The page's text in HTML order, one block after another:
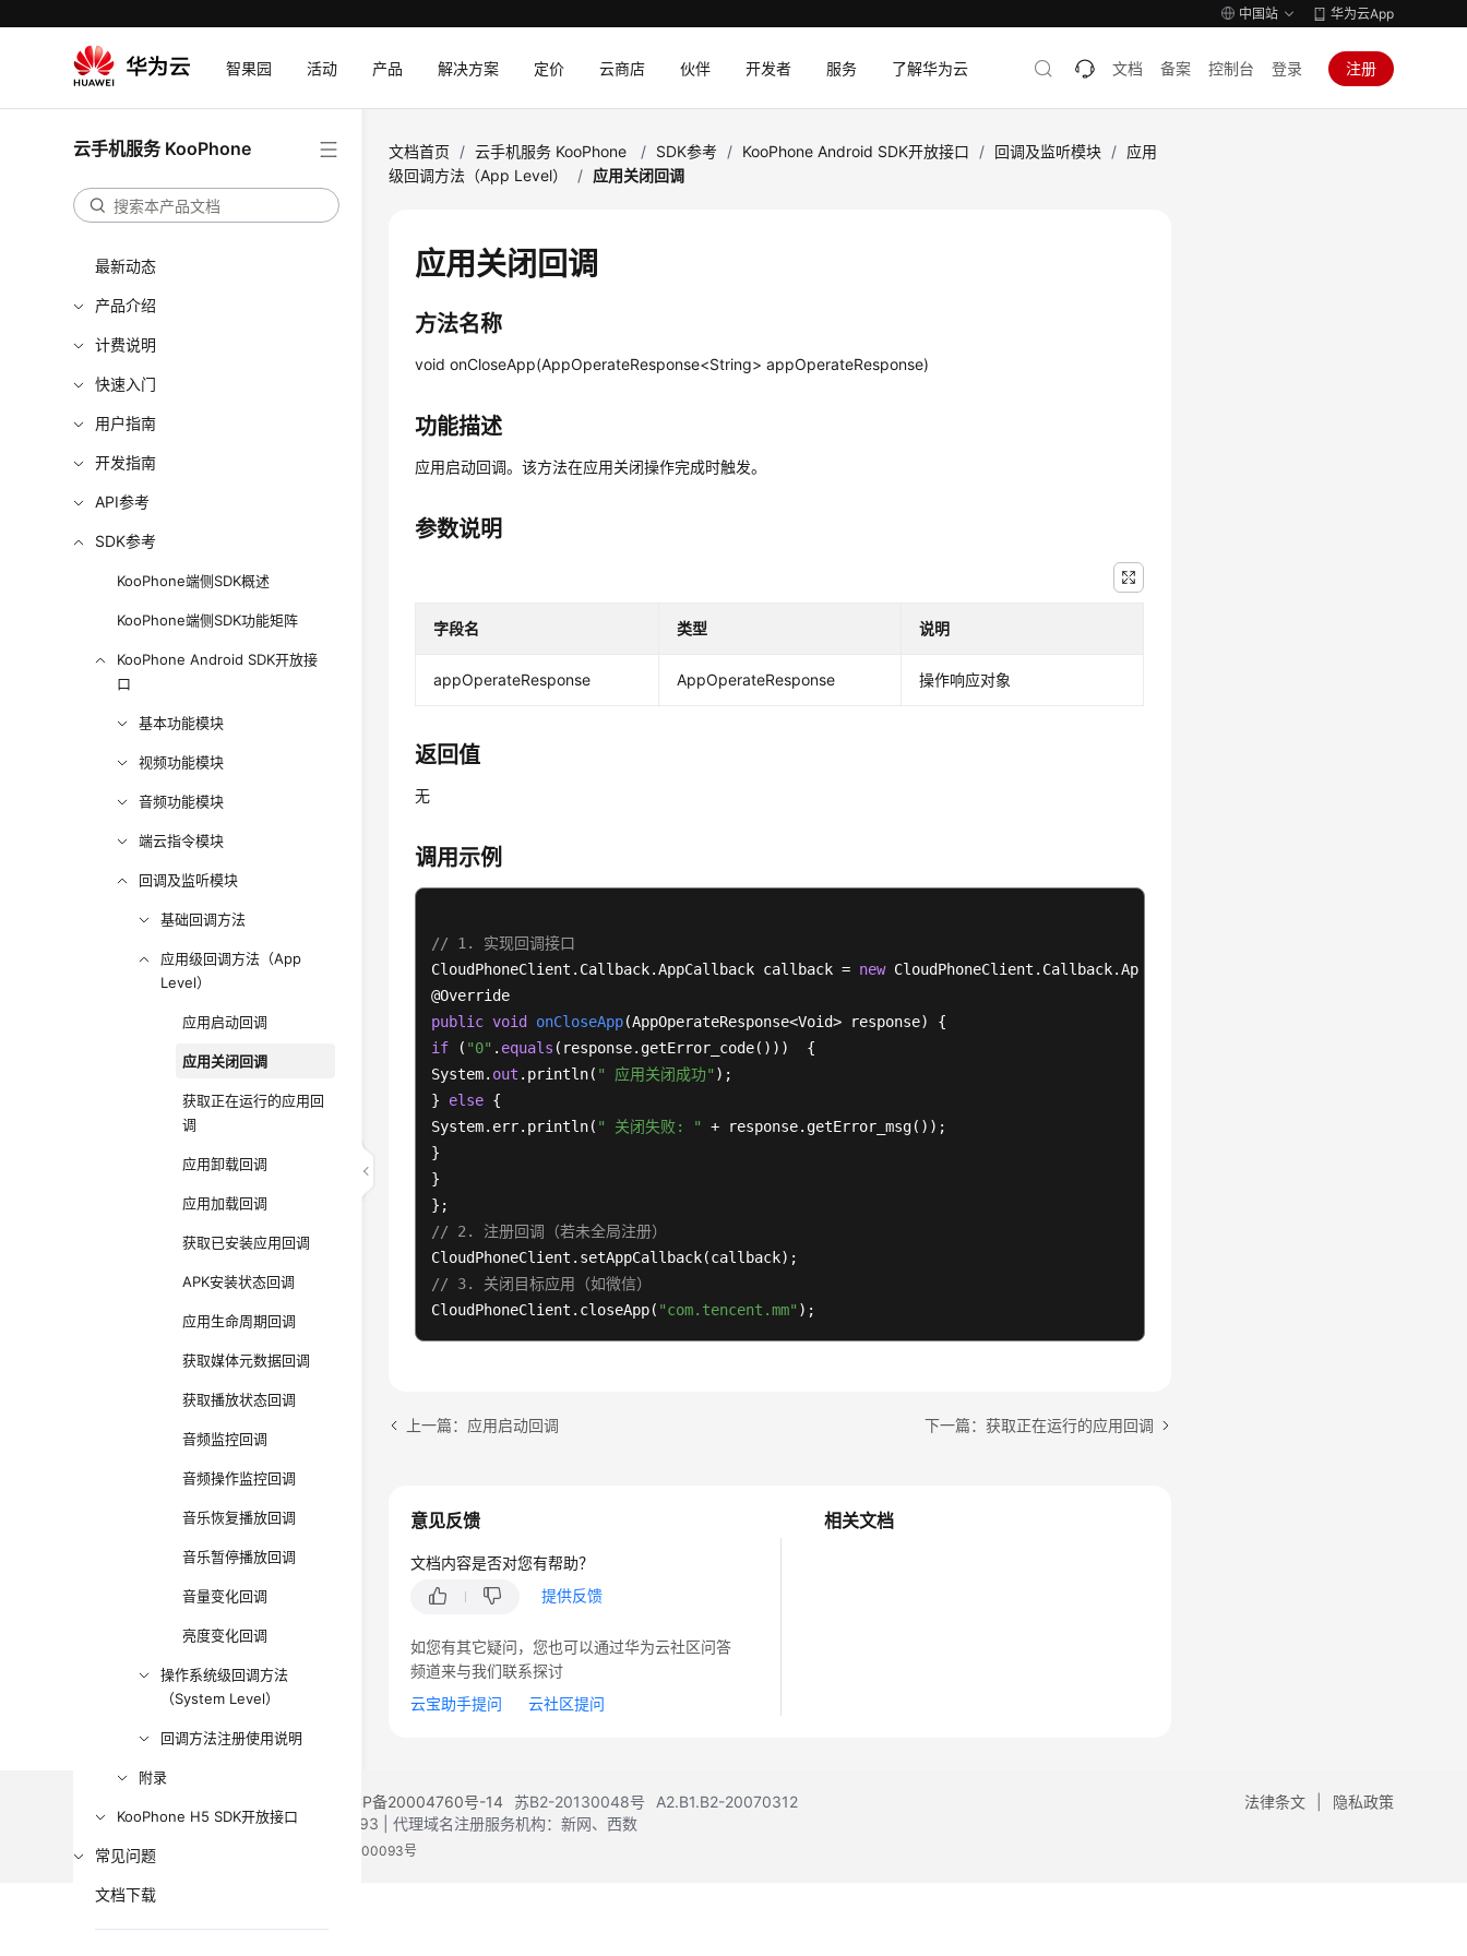
中国站 华为云App
智果园 活动 产品 解决方案 定价 云商店 伙伴 开发者 服务 了解华为云 文档 备案 控制台 登录 注册
云手机服务 KooPhone
最新动态
产品介绍
计费说明
快速入门
用户指南
开发指南
API参考
SDK参考
KooPhone端侧SDK概述
KooPhone端侧SDK功能矩阵
KooPhone Android SDK开放接
口
基本功能模块
视频功能模块
音频功能模块
端云指令模块
回调及监听模块
基础回调方法
应用级回调方法（App
Level）
应用启动回调
应用关闭回调
获取正在运行的应用回
调
应用卸载回调
应用加载回调
获取已安装应用回调
APK安装状态回调
应用生命周期回调
获取媒体元数据回调
获取播放状态回调
音频监控回调
音频操作监控回调
音乐恢复播放回调
音乐暂停播放回调
音量变化回调
亮度变化回调
操作系统级回调方法
（System Level）
回调方法注册使用说明
附录
KooPhone H5 SDK开放接口
常见问题
文档下载
文档首页 / 云手机服务 KooPhone / SDK参考 / KooPhone Android SDK开放接口 / 回调及监听模块 / 应用
级回调方法（App Level）
/ 应用关闭回调
应用关闭回调
方法名称
void onCloseApp(AppOperateResponse<String> appOperateResponse)
功能描述
应用启动回调。该方法在应用关闭操作完成时触发。
参数说明
字段名 类型 说明
appOperateResponse AppOperateResponse 操作响应对象
返回值
无
调用示例
// 1. 实现回调接口
CloudPhoneClient.Callback.AppCallback callback = new CloudPhoneClient.Callback.AppCallback() {
public void onCloseApp(AppOperateResponse<Void> response)
if ( "0" . equals (response.getError_code()))  {
System. out .println( " 应用关闭成功" );
} else {
System.err.println( " 关闭失败: "
+ response.getError_msg());
}
}
// 2. 注册回调（若未全局注册）
// 3. 关闭目标应用（如微信）
CloudPhoneClient.closeApp( "com.tencent.mm" );
上一篇：应用启动回调 下一篇：获取正在运行的应用回调
相关文档
意见反馈
文档内容是否对您有帮助？
提供反馈
如您有其它疑问，您也可以通过华为云社区问答
频道来与我们联系探讨
云宝助手提问
云社区提问
法律条文 隐私政策
黔ICP备20004760号-14 苏B2-20130048号
A2.B1.B2-20070312
增值电信业务经营许可证：B1.B2-20200593 | 代理域名注册服务机构：新网、西数
电子营业执照 贵公网安备 52990002000093号